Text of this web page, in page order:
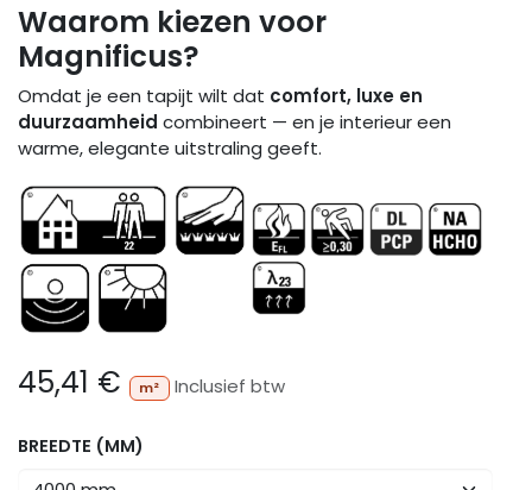
Waarom kiezen voor
Magnificus?
Omdat je een tapijt wilt dat comfort, luxe en
duurzaamheid combineert — en je interieur een
warme, elegante uitstraling geeft.
45,41 € m² Inclusief btw
BREEDTE (MM)